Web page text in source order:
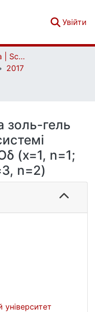
Увійти
Наукова періодика | Scientific periodicals
2017
золь-гель
(x=1, n=1;
n=2)
університет